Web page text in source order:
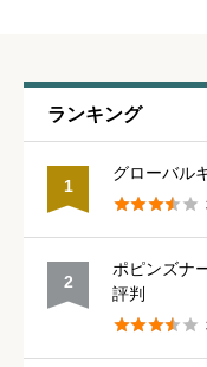
星の数をお選びくだ
星の数をお選びくださ
ランキング
1
グローバル

2
ポピンズナ
評判
